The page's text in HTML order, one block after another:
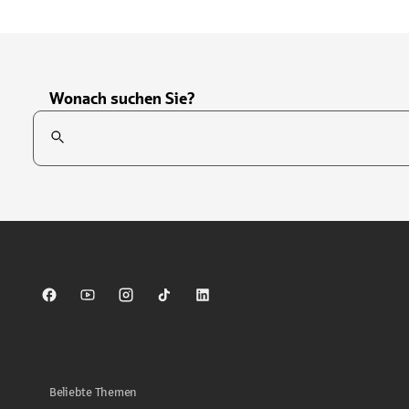
Wonach suchen Sie?
Suchfeld
Sparkasse auf Facebook
Sparkasse auf Youtube
Sparkasse auf Instagram
Sparkasse auf TikTok
Sparkasse auf LinkedIn
Beliebte Themen